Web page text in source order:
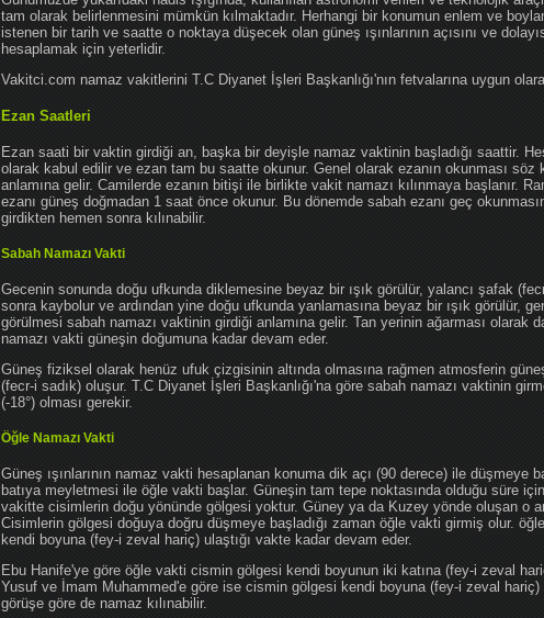
tam olarak belirlenmesini mümkün kılmaktadır. Herhangi bir konumun enlem ve
istenen bir tarih ve saatte o noktaya düşecek olan güneş ışınlarının açısını ve
hesaplamak için yeterlidir.
Vakitci.com namaz vakitlerini T.C Diyanet İşleri Başkanlığı'nın fetvalarına uygun
Ezan Saatleri
Ezan saati bir vaktin girdiği an, başka bir deyişle namaz vaktinin başladığı saattir.
olarak kabul edilir ve ezan tam bu saatte okunur. Genel olarak ezanın okunması söz
anlamına gelir. Camilerde ezanın bitişi ile birlikte vakit namazı kılınmaya başlanır.
ezanı güneş doğmadan 1 saat önce okunur. Bu dönemde sabah ezanı geç
girdikten hemen sonra kılınabilir.
Sabah Namazı Vakti
Gecenin sonunda doğu ufkunda diklemesine beyaz bir ışık görülür, yalancı şafak
sonra kaybolur ve ardından yine doğu ufkunda yanlamasına beyaz bir ışık görülür,
görülmesi sabah namazı vaktinin girdiği anlamına gelir. Tan yerinin ağarması olarak
namazı vakti güneşin doğumuna kadar devam eder.
Güneş fiziksel olarak henüz ufuk çizgisinin altında olmasına rağmen atmosferin
(fecr-i sadık) oluşur. T.C Diyanet İşleri Başkanlığı'na göre sabah namazı vaktinin
(-18°) olması gerekir.
Öğle Namazı Vakti
Güneş ışınlarının namaz vakti hesaplanan konuma dik açı (90 derece) ile düşmeye
batıya meyletmesi ile öğle vakti başlar. Güneşin tam tepe noktasında olduğu süre
vakitte cisimlerin doğu yönünde gölgesi yoktur. Güney ya da Kuzey yönde oluşan o
Cisimlerin gölgesi doğuya doğru düşmeye başladığı zaman öğle vakti girmiş olur.
kendi boyuna (fey-i zeval hariç) ulaştığı vakte kadar devam eder.
Ebu Hanife'ye göre öğle vakti cismin gölgesi kendi boyunun iki katına (fey-i zeval
Yusuf ve İmam Muhammed'e göre ise cismin gölgesi kendi boyuna (fey-i zeval hariç)
görüşe göre de namaz kılınabilir.